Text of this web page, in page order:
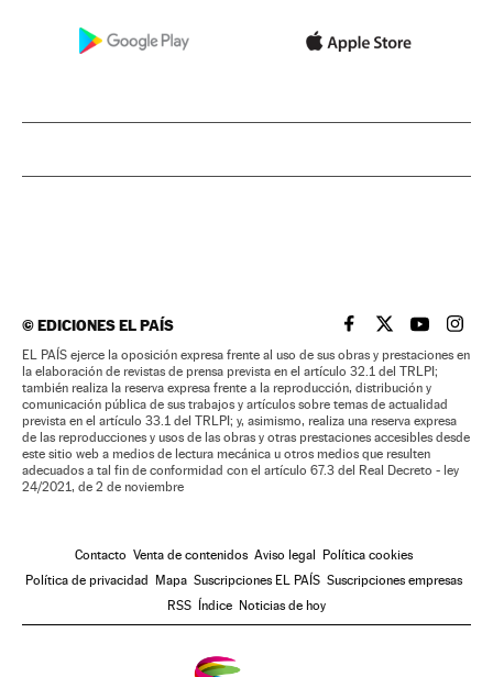
©EDICIONES EL PAÍS EL PAÍS BRASIL EN
EL PAÍSEL PAÍS
EL
EL PAÍS ejerce la oposición expresa frente al uso de sus obras y prestaciones en
la elaboración de revistas de prensa prevista en el artículo 32.1 del TRLPI;
también realiza la reserva expresa frente a la reproducción, distribución y
comunicación pública de sus trabajos y artículos sobre temas de actualidad
prevista en el artículo 33.1 del TRLPI; y, asimismo, realiza una reserva expresa
de las reproducciones y usos de las obras y otras prestaciones accesibles desde
este sitio web a medios de lectura mecánica u otros medios que resulten
adecuados a tal fin de conformidad con el artículo 67.3 del Real Decreto - ley
24/2021, de 2 de noviembre
Contacto Venta de contenidos Aviso legal Política cookies
Política de privacidad Mapa Suscripciones EL PAÍS Suscripciones empresas
RSS Índice Noticias de hoy